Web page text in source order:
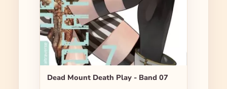
Dead Mount Death Play - Band 07